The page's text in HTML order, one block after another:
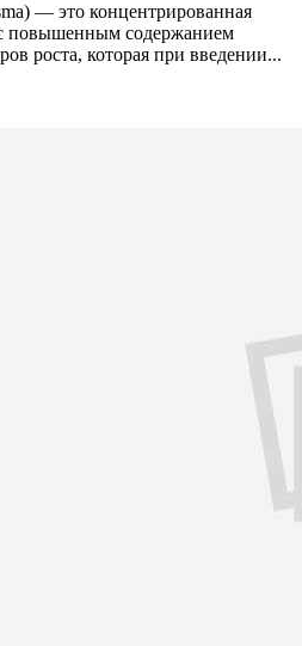
— это концентрированная
повышенным содержанием
роста, которая при введении...